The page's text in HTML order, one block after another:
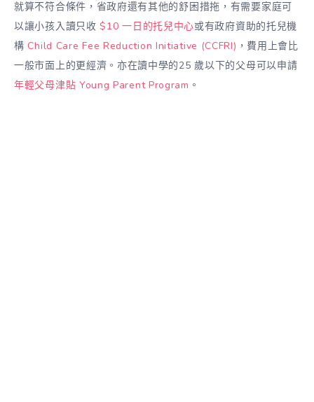
就算不符合條件，省政府還有其他的舒困措拖，有需要家庭可
以讓小孩入讀只收$10 一日的托兒中心或有政府資助的托兒機
構 Child Care Fee Reduction Initiative (CCFRI) ，費用上會比
一般市面上的更經濟。亦在讀中學的25 歲以下的父母可以申請
年輕父母津貼 Young Parent Program 。